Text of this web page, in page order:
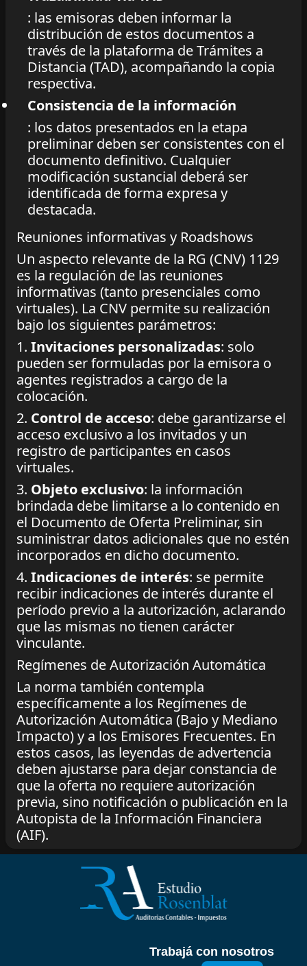
: las emisoras deben informar la
distribución de estos documentos a
través de la plataforma de Trámites a
Distancia (TAD), acompañando la copia
respectiva.
Consistencia de la información
: los datos presentados en la etapa
preliminar deben ser consistentes con el
documento definitivo. Cualquier
modificación sustancial deberá ser
identificada de forma expresa y
destacada.
Reuniones informativas y Roadshows
Un aspecto relevante de la RG (CNV) 1129
es la regulación de las reuniones
informativas (tanto presenciales como
virtuales). La CNV permite su realización
bajo los siguientes parámetros:
1. Invitaciones personalizadas: solo
pueden ser formuladas por la emisora o
agentes registrados a cargo de la
colocación.
2. Control de acceso: debe garantizarse el
acceso exclusivo a los invitados y un
registro de participantes en casos
virtuales.
3. Objeto exclusivo: la información
brindada debe limitarse a lo contenido en
el Documento de Oferta Preliminar, sin
suministrar datos adicionales que no estén
incorporados en dicho documento.
4. Indicaciones de interés: se permite
recibir indicaciones de interés durante el
período previo a la autorización, aclarando
que las mismas no tienen carácter
vinculante.
Regímenes de Autorización Automática
La norma también contempla
específicamente a los Regímenes de
Autorización Automática (Bajo y Mediano
Impacto) y a los Emisores Frecuentes. En
estos casos, las leyendas de advertencia
deben ajustarse para dejar constancia de
que la oferta no requiere autorización
previa, sino notificación o publicación en la
Autopista de la Información Financiera
(AIF).
Trabajá con nosotros